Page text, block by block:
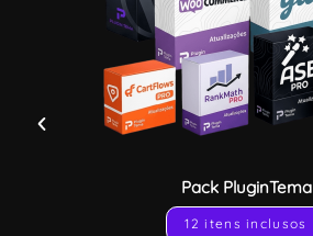
Pack PluginTema
12 itens inclusos